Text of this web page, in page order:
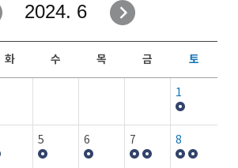
2024. 6
화 수 목 금 토
1
5 6 7 8